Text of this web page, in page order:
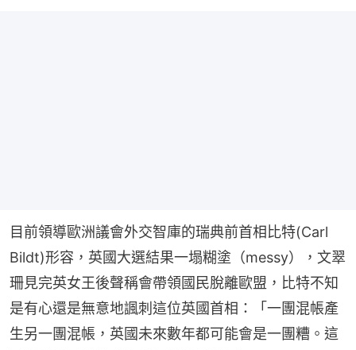
目前領導歐洲議會外交智庫的瑞典前首相比特(Carl
Bildt)形容，英國大選結果一塌糊塗（messy），文翠
珊見完英女王後聲稱會帶領國民脫離歐盟，比特不知
是有心還是無意地諷刺這位英國首相：「一團混帳產
生另一團混帳，英國未來數年都可能會是一團糟。這